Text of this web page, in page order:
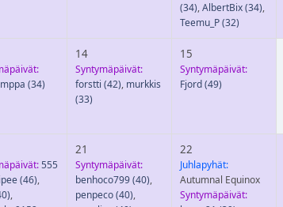
(34),AlbertBix(34),
Teemu_P(32)
(34)
14
Syntymäpäivät:
forstti (42), murkkis
(33)
15
Syntymäpäivät:
Fjord(49)
555
(46),
,
21
Syntymäpäivät:
benhoco799(40),
penpeco(40),
22
Juhlapyhät:
Autumnal Equinox
Syntymäpäivät: